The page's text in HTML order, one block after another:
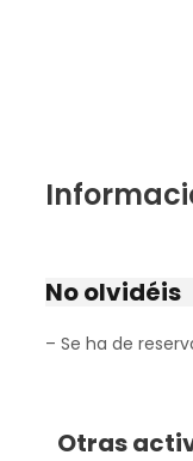
No olvidéis
– Se ha de
Otras